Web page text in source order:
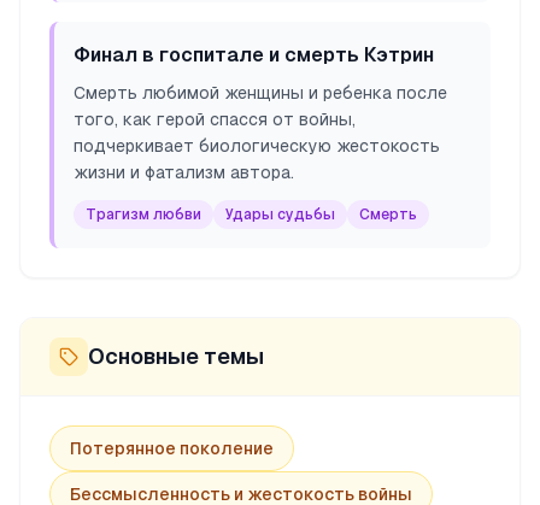
Финал в госпитале и смерть Кэтрин
Смерть любимой женщины и ребенка после
того, как герой спасся от войны,
подчеркивает биологическую жестокость
жизни и фатализм автора.
Трагизм любви Удары судьбы Смерть
Основные темы
Потерянное поколение
Бессмысленность и жестокость войны